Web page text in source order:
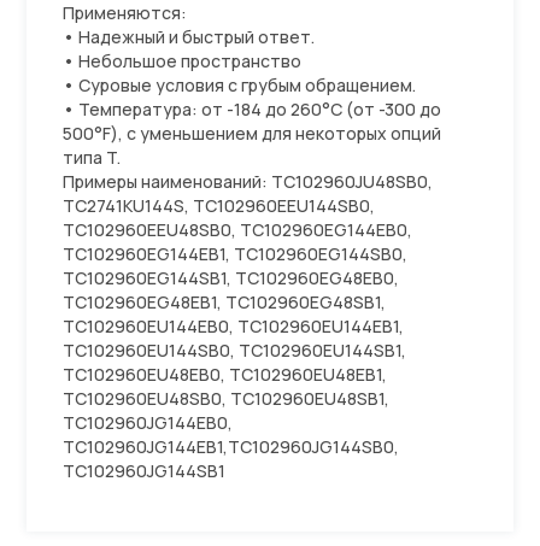
Применяются:
• Надежный и быстрый ответ.
• Небольшое пространство
• Суровые условия с грубым обращением.
• Температура: от -184 до 260°C (от -300 до
500°F), с уменьшением для некоторых опций
типа T.
Примеры наименований: TC102960JU48SB0,
TC2741KU144S, TC102960EEU144SB0,
TC102960EEU48SB0, TC102960EG144EB0,
TC102960EG144EB1, TC102960EG144SB0,
TC102960EG144SB1, TC102960EG48EB0,
TC102960EG48EB1, TC102960EG48SB1,
TC102960EU144EB0, TC102960EU144EB1,
TC102960EU144SB0, TC102960EU144SB1,
TC102960EU48EB0, TC102960EU48EB1,
TC102960EU48SB0, TC102960EU48SB1,
TC102960JG144EB0,
TC102960JG144EB1,TC102960JG144SB0,
TC102960JG144SB1